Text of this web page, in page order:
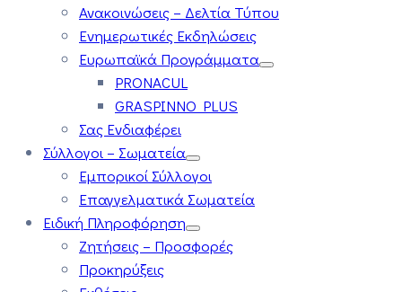
Ανακοινώσεις – Δελτία Τύπου
Ενημερωτικές Εκδηλώσεις
Ευρωπαϊκά Προγράμματα
PRONACUL
GRASPINNO PLUS
Σας Ενδιαφέρει
Σύλλογοι – Σωματεία
Εμπορικοί Σύλλογοι
Επαγγελματικά Σωματεία
Ειδική Πληροφόρηση
Ζητήσεις – Προσφορές
Προκηρύξεις